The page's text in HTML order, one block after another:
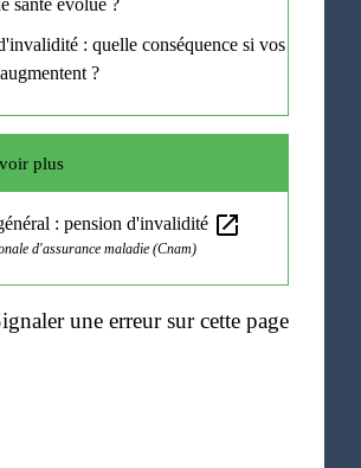
santé évolue ?
: quelle conséquence si vos
?
plus
: pension d'invalidité open_in_new
d'assurance maladie (Cnam)
une erreur sur cette page